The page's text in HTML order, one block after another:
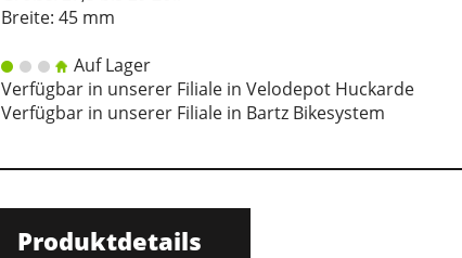
Breite: 45 mm
Auf Lager
Verfügbar in unserer Filiale in Velodepot Huckarde
Verfügbar in unserer Filiale in Bartz Bikesystem
Produktdetails